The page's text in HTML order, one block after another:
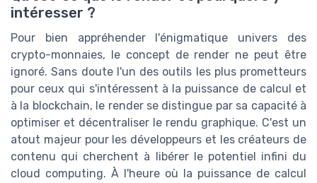
intéresser ?
Pour bien appréhender l'énigmatique univers des
crypto-monnaies, le concept de render ne peut être
ignoré. Sans doute l'un des outils les plus prometteurs
pour ceux qui s'intéressent à la puissance de calcul et
à la blockchain, le render se distingue par sa capacité à
optimiser et décentraliser le rendu graphique. C'est un
atout majeur pour les développeurs et les créateurs de
contenu qui cherchent à libérer le potentiel infini du
cloud computing. À l'heure où la puissance de calcul